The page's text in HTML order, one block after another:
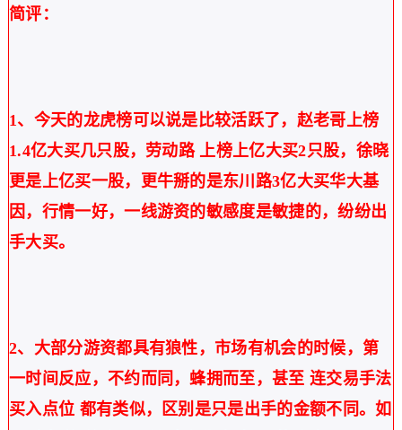
简评：
1、 今天的龙虎榜可以说是比较活跃了，赵老哥上榜
1.4亿大买几只股，劳动路 上榜上亿大买2只股，徐晓
更是上亿买一股，更牛掰的是东川路3亿大买华大基
因，行情一好，一线游资的敏感度是敏捷的，纷纷出
手大买。
2、大部分游资都具有狼性，市场有机会的时候，第
一时间反应，不约而同，蜂拥而至，甚至 连交易手法
买入点位 都有类似，区别是只是出手的金额不同。如